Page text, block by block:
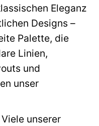
Eleganz
Designs –
Palette, die
Linien,
und
unser
Viele unserer